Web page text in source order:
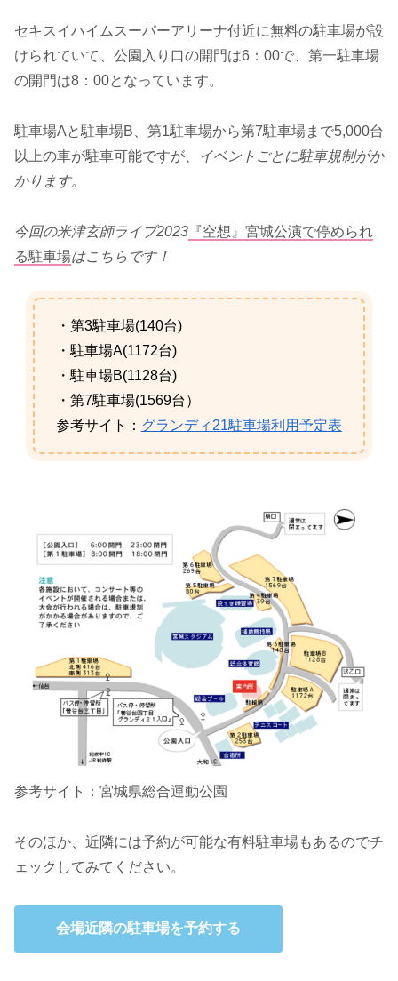
セキスイハイムスーパーアリーナ付近に無料の駐車場が設
けられていて、公園入り口の開門は6：00で、第一駐車場
の開門は8：00となっています。
駐車場Aと駐車場B、第1駐車場から第7駐車場まで5,000台
以上の車が駐車可能ですが 、イベントごとに駐車規制がか
かります。
今回の米津玄師ライブ2023 『空想』宮城公演で停められ
る駐車場はこちらです！
・第3駐車場(140台)
・駐車場A(1172台)
・駐車場B(1128台)
・第7駐車場(1569台）
参考サイト： グランディ21駐車場利用予定表
参考サイト：宮城県総合運動公園
そのほか、近隣には予約が可能な有料駐車場もあるのでチ
ェックしてみてください。
会場近隣の駐車場を予約する